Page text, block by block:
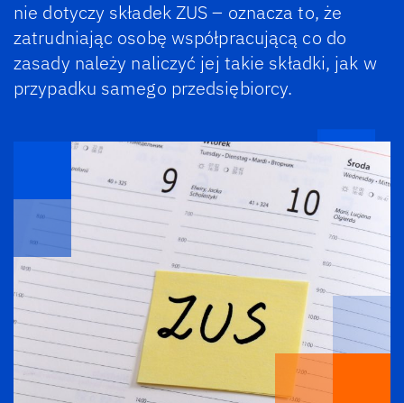
nie dotyczy składek ZUS – oznacza to, że
zatrudniając osobę współpracującą co do
zasady należy naliczyć jej takie składki, jak w
przypadku samego przedsiębiorcy.